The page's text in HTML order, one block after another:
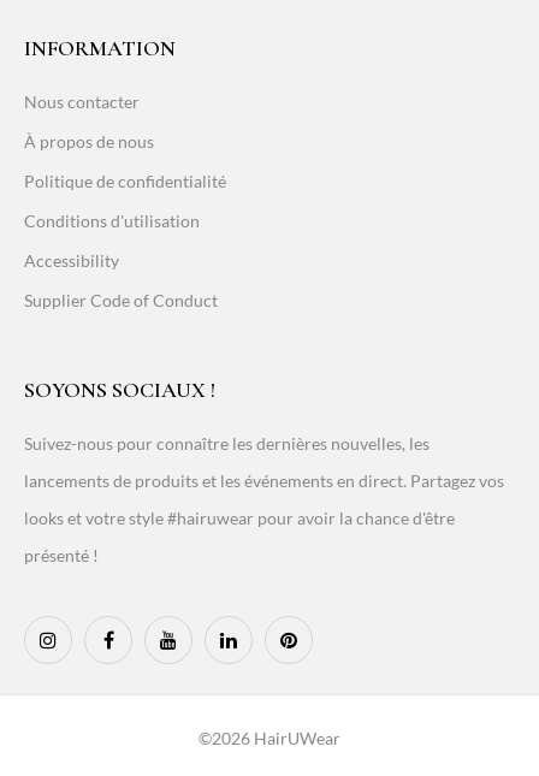
INFORMATION
Nous contacter
À propos de nous
Politique de confidentialité
Conditions d'utilisation
Accessibility
Supplier Code of Conduct
SOYONS SOCIAUX !
Suivez-nous pour connaître les dernières nouvelles, les
lancements de produits et les événements en direct. Partagez vos
looks et votre style #hairuwear pour avoir la chance d'être
présenté !
©2026 HairUWear